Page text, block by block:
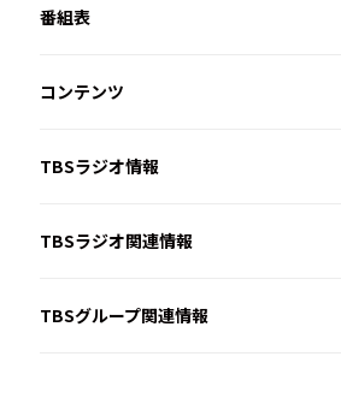
番組表
コンテンツ
TBSラジオ情報
TBSラジオ関連情報
TBSグループ関連情報